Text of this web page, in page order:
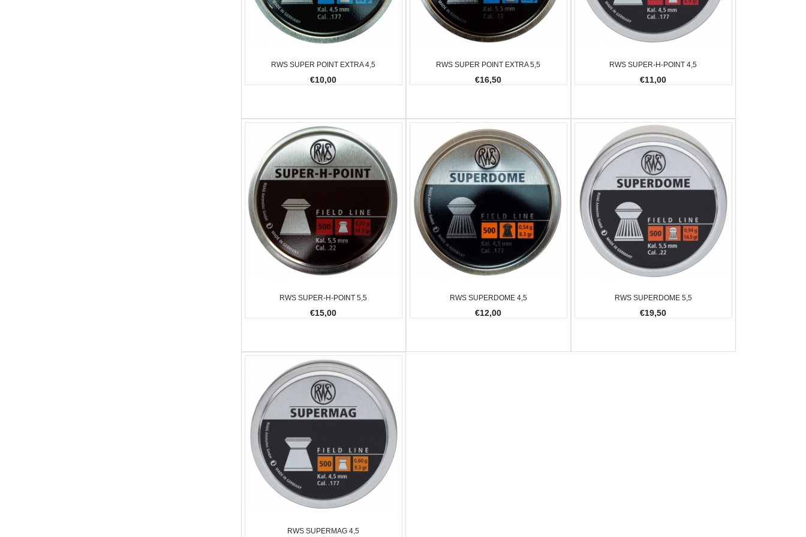
RWS SUPER POINT EXTRA 4,5
€10,00
RWS SUPER POINT EXTRA 5,5
€16,50
RWS SUPER-H-POINT 4,5
€11,00
RWS SUPER-H-POINT 5,5
€15,00
RWS SUPERDOME 4,5
€12,00
RWS SUPERDOME 5,5
€19,50
RWS SUPERMAG 4,5